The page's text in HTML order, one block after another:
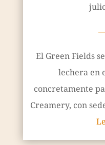
El Green Fields
lechera en
concretamente
Creamery, con